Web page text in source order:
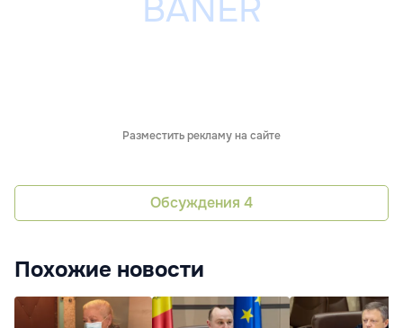
Разместить рекламу на сайте
Обсуждения 4
Похожие новости